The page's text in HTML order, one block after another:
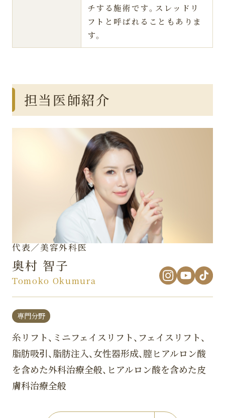
チする施術です。スレッドリ
フトと呼ばれることもありま
す。
担当医師紹介
代表／美容外科医
奥村 智子
Tomoko Okumura
専門分野
糸リフト、ミニフェイスリフト、フェイスリフト、
脂肪吸引、脂肪注入、女性器形成、膣ヒアルロン酸
を含めた外科治療全般、ヒアルロン酸を含めた皮
膚科治療全般